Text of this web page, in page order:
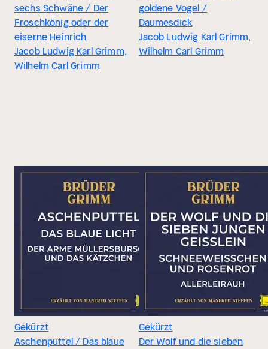
sechs Schwäne / Der
Froschkönig oder der
eiserne Heinrich
Jacob Ludwig Karl Grimm,
Wilhelm Carl Grimm
goldene Vogel /
Daumesdick
Jacob Ludwig Karl Grimm,
Wilhelm Carl Grimm
Gekürzt
Aschenputtel / Das blaue
Gekürzt
Der Wolf und die sieben